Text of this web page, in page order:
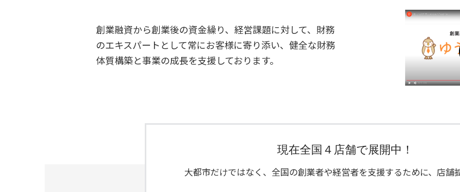
創業融資から創業後の資金繰り、経営課題に対して、財務
のエキスパートとして常にお客様に寄り添い、健全な財務
体質構築と事業の成長を支援しております。
現在全国４店舗で展開中！
大都市だけではなく、全国の創業者や経営者を支援するために、店舗